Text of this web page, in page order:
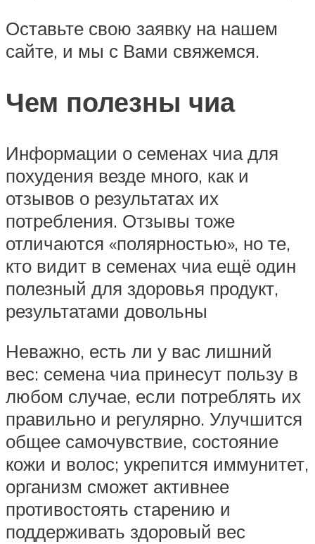
Оставьте свою заявку на нашем
сайте, и мы с Вами свяжемся.
Чем полезны чиа
Информации о семенах чиа для
похудения везде много, как и
отзывов о результатах их
потребления. Отзывы тоже
отличаются «полярностью», но те,
кто видит в семенах чиа ещё один
полезный для здоровья продукт,
результатами довольны
Неважно, есть ли у вас лишний
вес: семена чиа принесут пользу в
любом случае, если потреблять их
правильно и регулярно. Улучшится
общее самочувствие, состояние
кожи и волос; укрепится иммунитет,
организм сможет активнее
противостоять старению и
поддерживать здоровый вес